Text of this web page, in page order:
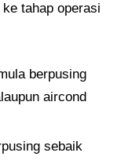
tahap operasi
berpusing
aircond
sebaik